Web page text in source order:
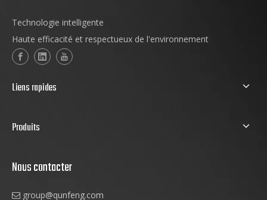
Technologie intelligente
Haute efficacité et respectueux de l'environnement
Liens rapides
Produits
Nous contacter
 group@qunfeng.com